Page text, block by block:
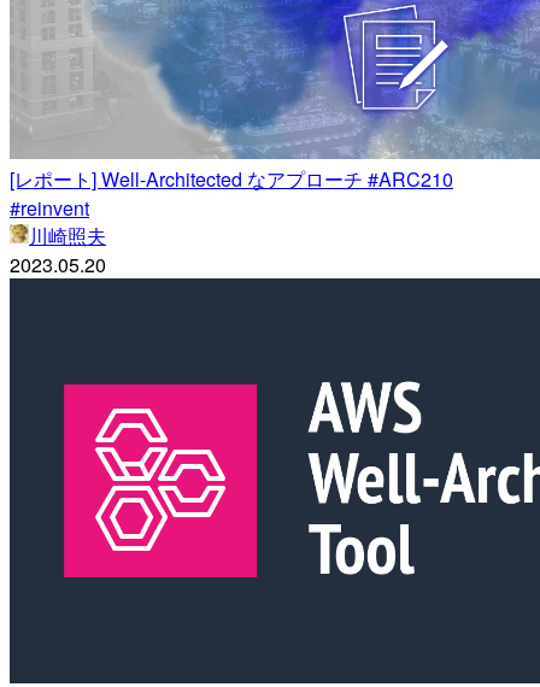
[レポート] Well-Architected なアプローチ #ARC210
#reinvent
川崎照夫
2023.05.20